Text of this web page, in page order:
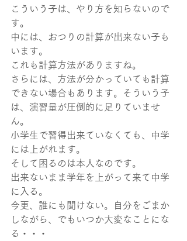
こういう子は、やり方を知らないので
す。
中には、おつりの計算が出来ない子も
います。
これも計算方法がありますね。
さらには、方法が分かっていても計算
できない場合もあります。そういう子
は、演習量が圧倒的に足りていませ
ん。
小学生で習得出来ていなくても、中学
には上がれます。
そして困るのは本人なのです。
出来ないまま学年を上がって来て中学
に入る。
今更、誰にも聞けない。自分をごまか
しながら、でもいつか大変なことにな
る・・・